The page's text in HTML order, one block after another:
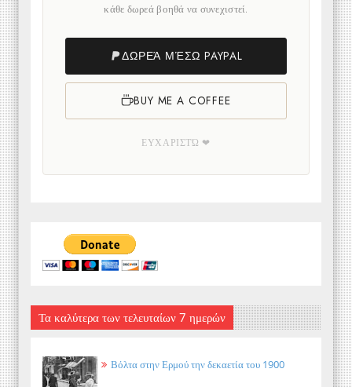
κάθε δωρεά βοηθά να συνεχιστεί.
ΔΩΡΕΆ ΜΈΣΩ PAYPAL
BUY ME A COFFEE
ΕΥΧΑΡΙΣΤΏ ❤
Τα καλύτερα των τελευταίων 7 ημερών
Βόλτα στην Ερμού την δεκαετία του 1900